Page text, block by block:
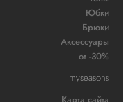
Юбки
Брюки
Аксессуары
от -30%
myseasons
Карта сайта